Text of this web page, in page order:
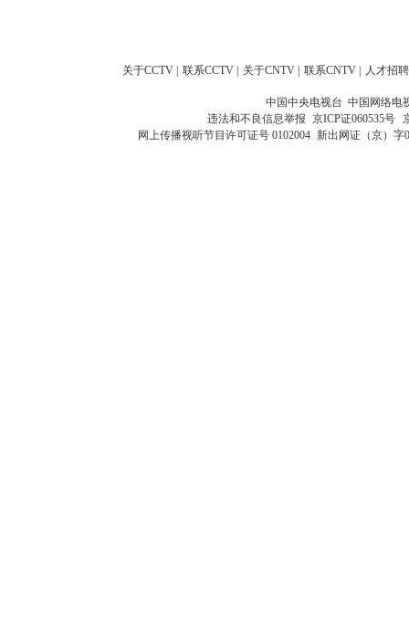
关于CCTV 联系CCTV 关于CNTV 联系CNTV 人才招聘
中国中央电视台 中国网络电
违法和不良信息举报 京ICP证060535号
网上传播视听节目许可证号 0102004 新出网证（京）